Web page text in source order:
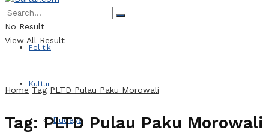
Politik
Kultur
Budaya
No Result
View All Result
Home Tag PLTD Pulau Paku Morowali
Tag:PLTD Pulau Paku Morowali